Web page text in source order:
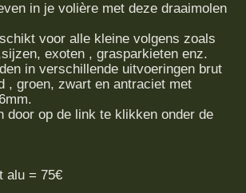
in je volière met deze draaimolen
voor alle kleine volgens zoals
exoten , grasparkieten enz.
in verschillende uitvoeringen brut
, groen, zwart en antraciet met
door op de link te klikken onder de
alu = 75€